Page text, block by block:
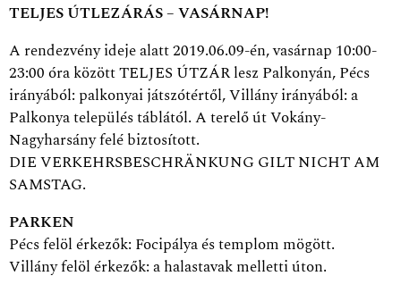
TELJES ÚTLEZÁRÁS – VASÁRNAP!
A rendezvény ideje alatt 2019.06.09-én, vasárnap 10:00-
23:00 óra között TELJES ÚTZÁR lesz Palkonyán, Pécs
irányából: palkonyai játszótértől, Villány irányából: a
Palkonya település táblától. A terelő út Vokány-
Nagyharsány felé biztosított.
DIE VERKEHRSBESCHRÄNKUNG GILT NICHT AM
SAMSTAG.
PARKEN
Pécs felöl érkezők: Focipálya és templom mögött.
Villány felöl érkezők: a halastavak melletti úton.